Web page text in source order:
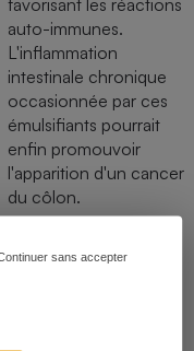
sans accepter
favorisant les réactions
auto-immunes.
L'inflammation
intestinale chronique
occasionnée par ces
émulsifiants pourrait
enfin promouvoir
l'apparition d'un cancer
du côlon.